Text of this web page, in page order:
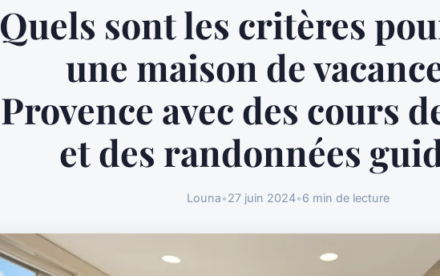
Quels sont les critères
une maison de
Provence avec des cours
et des randonnées
Louna•27 juin 2024•6 min de lecture